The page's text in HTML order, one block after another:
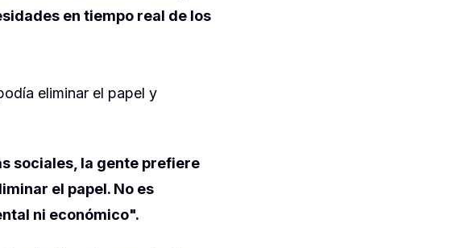
en tiempo real de los
eliminar el papel y
sociales, la gente prefiere
el papel. No es
ni económico".